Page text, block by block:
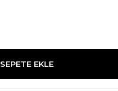
SEPETE EKLE